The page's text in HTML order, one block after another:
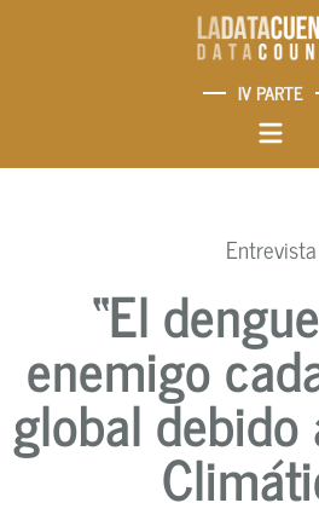
IV PARTE
Entrevista
“El
enemigo
global